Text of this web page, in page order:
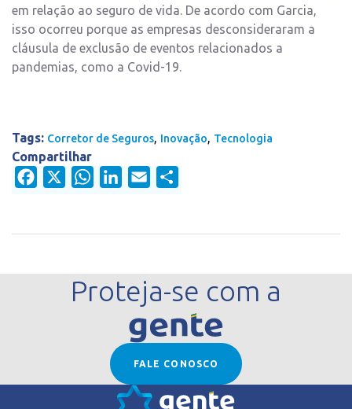
em relação ao seguro de vida. De acordo com Garcia,
isso ocorreu porque as empresas desconsideraram a
cláusula de exclusão de eventos relacionados a
pandemias, como a Covid-19.
Tags: Corretor de Seguros, Inovação, Tecnologia
Compartilhar
Facebook
WhatsAppLinkedIn
Email
Proteja-se com a
FALE CONOSCO